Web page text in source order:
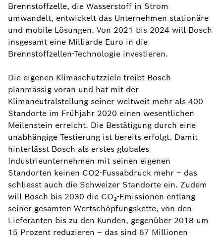
Brennstoffzelle, die Wasserstoff in Strom
umwandelt, entwickelt das Unternehmen stationäre
und mobile Lösungen. Von 2021 bis 2024 will Bosch
insgesamt eine Milliarde Euro in die
Brennstoffzellen-Technologie investieren.
Die eigenen Klimaschutzziele treibt Bosch
planmässig voran und hat mit der
Klimaneutralstellung seiner weltweit mehr als 400
Standorte im Frühjahr 2020 einen wesentlichen
Meilenstein erreicht. Die Bestätigung durch eine
unabhängige Testierung ist bereits erfolgt. Damit
hinterlässt Bosch als erstes globales
Industrieunternehmen mit seinen eigenen
Standorten keinen CO2-Fussabdruck mehr – das
schliesst auch die Schweizer Standorte ein. Zudem
will Bosch bis 2030 die CO₂-Emissionen entlang
seiner gesamten Wertschöpfungskette, von den
Lieferanten bis zu den Kunden, gegenüber 2018 um
15 Prozent reduzieren – das sind 67 Millionen